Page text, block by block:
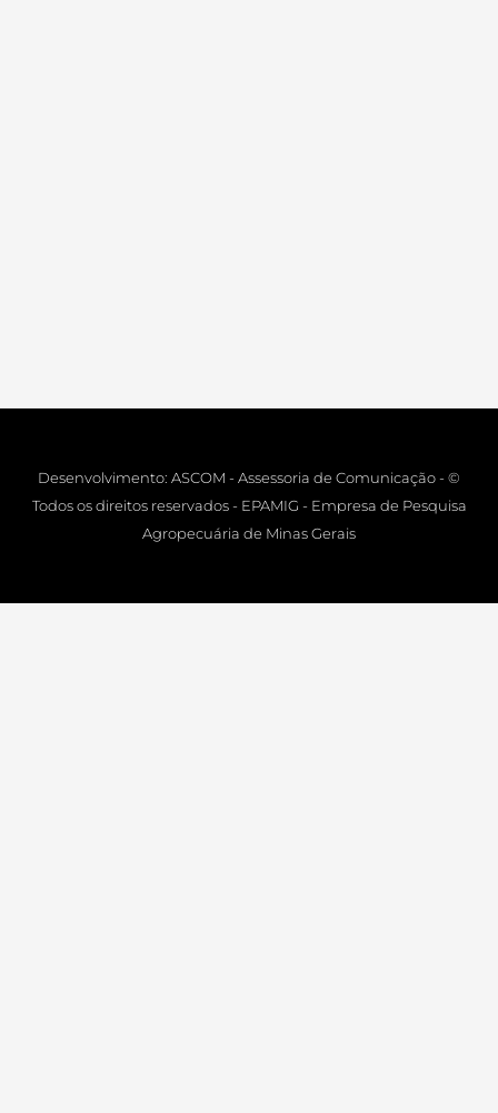
Desenvolvimento: ASCOM - Assessoria de Comunicação - ©
Todos os direitos reservados - EPAMIG - Empresa de Pesquisa
Agropecuária de Minas Gerais